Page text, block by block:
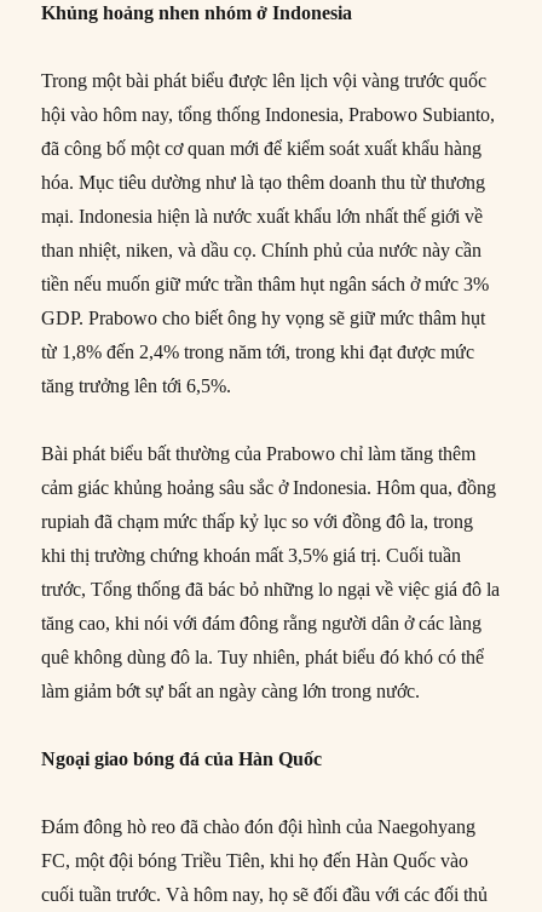
Khủng hoảng nhen nhóm ở Indonesia
Trong một bài phát biểu được lên lịch vội vàng trước quốc
hội vào hôm nay, tổng thống Indonesia, Prabowo Subianto,
đã công bố một cơ quan mới để kiểm soát xuất khẩu hàng
hóa. Mục tiêu dường như là tạo thêm doanh thu từ thương
mại. Indonesia hiện là nước xuất khẩu lớn nhất thế giới về
than nhiệt, niken, và dầu cọ. Chính phủ của nước này cần
tiền nếu muốn giữ mức trần thâm hụt ngân sách ở mức 3%
GDP. Prabowo cho biết ông hy vọng sẽ giữ mức thâm hụt
từ 1,8% đến 2,4% trong năm tới, trong khi đạt được mức
tăng trưởng lên tới 6,5%.
Bài phát biểu bất thường của Prabowo chỉ làm tăng thêm
cảm giác khủng hoảng sâu sắc ở Indonesia. Hôm qua, đồng
rupiah đã chạm mức thấp kỷ lục so với đồng đô la, trong
khi thị trường chứng khoán mất 3,5% giá trị. Cuối tuần
trước, Tổng thống đã bác bỏ những lo ngại về việc giá đô la
tăng cao, khi nói với đám đông rằng người dân ở các làng
quê không dùng đô la. Tuy nhiên, phát biểu đó khó có thể
làm giảm bớt sự bất an ngày càng lớn trong nước.
Ngoại giao bóng đá của Hàn Quốc
Đám đông hò reo đã chào đón đội hình của Naegohyang
FC, một đội bóng Triều Tiên, khi họ đến Hàn Quốc vào
cuối tuần trước. Và hôm nay, họ sẽ đối đầu với các đối thủ